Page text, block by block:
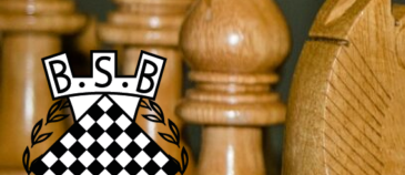
Skip
to
content